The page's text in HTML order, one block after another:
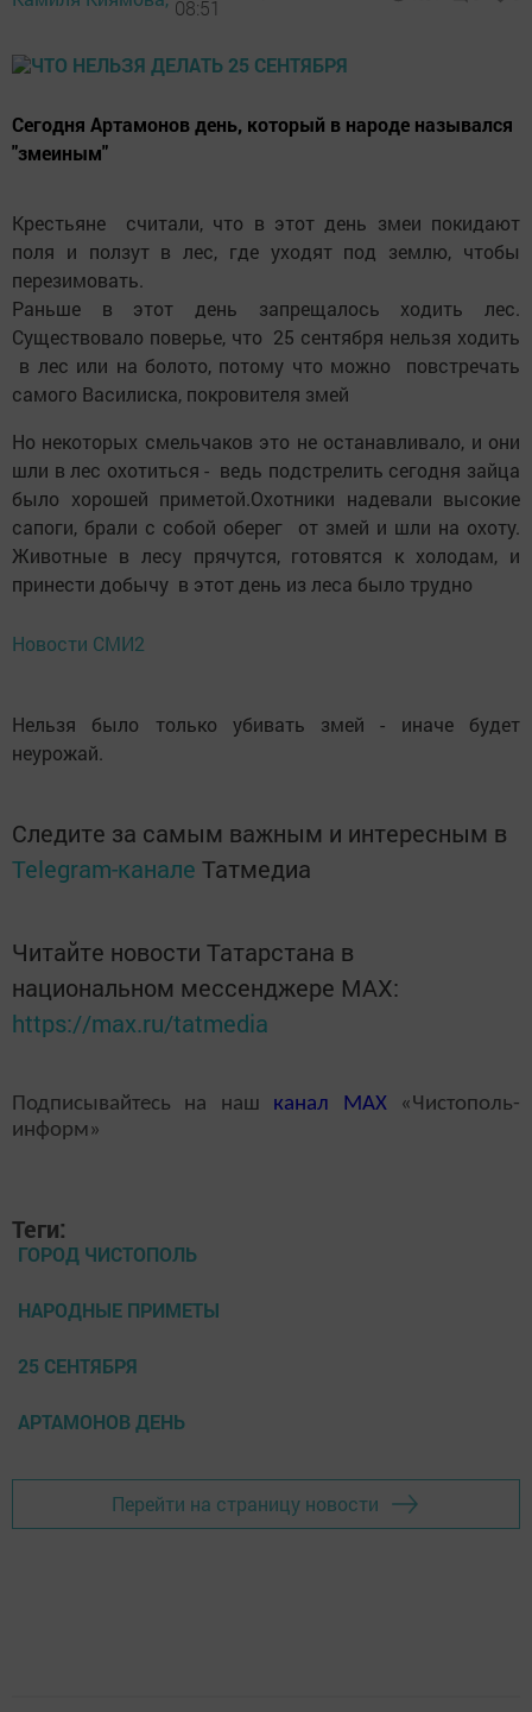
08:51
Сегодня Артамонов день, который в народе назывался
"змеиным"
Крестьяне считали, что в этот день змеи покидают
поля и ползут в лес, где уходят под землю, чтобы
перезимовать.
Раньше в этот день запрещалось ходить лес.
Существовало поверье, что 25 сентября нельзя ходить
в лес или на болото, потому что можно повстречать
самого Василиска, покровителя змей
Но некоторых смельчаков это не останавливало, и они
шли в лес охотиться - ведь подстрелить сегодня зайца
было хорошей приметой.Охотники надевали высокие
сапоги, брали с собой оберег от змей и шли на охоту.
Животные в лесу прячутся, готовятся к холодам, и
принести добычу в этот день из леса было трудно
Новости СМИ2
Нельзя было только убивать змей - иначе будет
неурожай.
Следите за самым важным и интересным в
Telegram-канале Татмедиа
Читайте новости Татарстана в
национальном мессенджере MАХ:
https://max.ru/tatmedia
Подписывайтесь на наш канал MAX«Чистополь-
информ»
Теги:
ГОРОД ЧИСТОПОЛЬ
НАРОДНЫЕ ПРИМЕТЫ
25 СЕНТЯБРЯ
АРТАМОНОВ ДЕНЬ
Перейти на страницу новости